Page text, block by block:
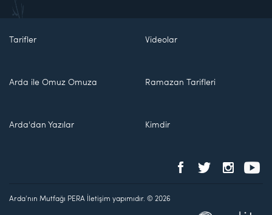
Tarifler Videolar
Arda ile Omuz Omuza Ramazan Tarifleri
Arda'dan Yazılar Kimdir
Arda'nın Mutfağı PERA İletişim yapımıdır. © 2026